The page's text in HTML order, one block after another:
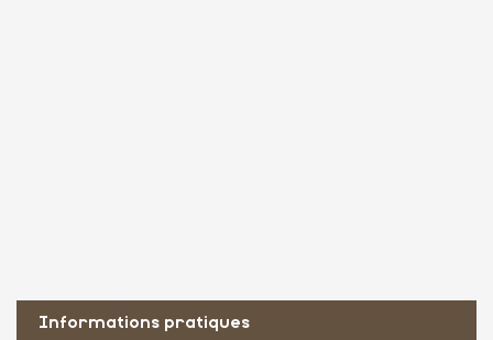
Informations pratiques